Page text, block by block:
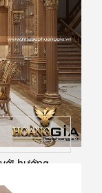
hướng...